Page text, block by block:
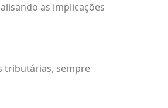
as implicações
tributárias, sempre